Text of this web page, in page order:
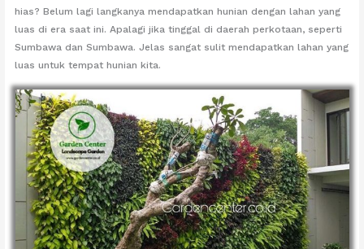
hias? Belum lagi langkanya mendapatkan hunian dengan lahan yang
luas di era saat ini. Apalagi jika tinggal di daerah perkotaan, seperti
Sumbawa dan Sumbawa. Jelas sangat sulit mendapatkan lahan yang
luas untuk tempat hunian kita.